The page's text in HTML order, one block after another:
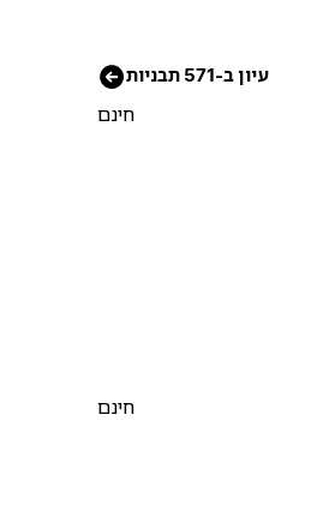
עיון ב-571 תבניות
חינם
חינם